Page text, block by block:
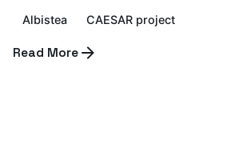
Albistea CAESAR project
Read More